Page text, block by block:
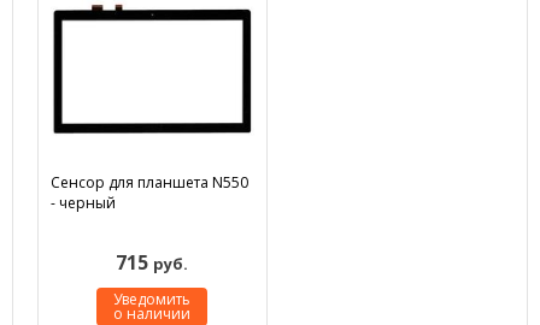
Сенсор для планшета N550
- черный
715 руб.
Уведомить
о наличии